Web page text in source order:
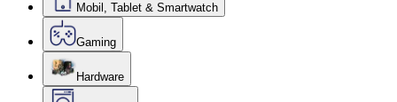
Mobil, Tablet & Smartwatch
Gaming
Hardware